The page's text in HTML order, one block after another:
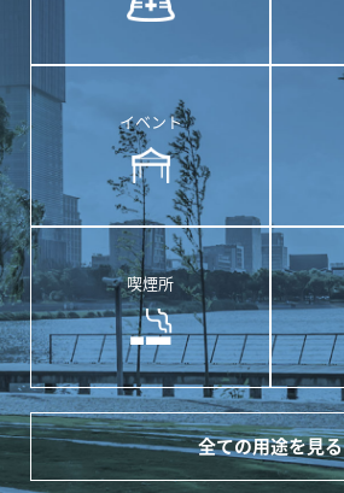
イベント
喫煙所
全ての用途を見る